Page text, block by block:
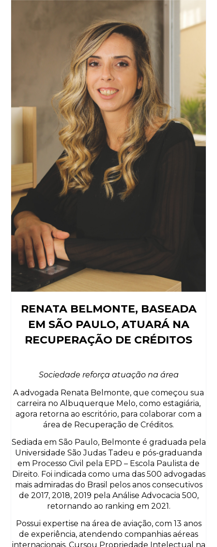
RENATA BELMONTE, BASEADA
EM SÃO PAULO, ATUARÁ NA
RECUPERAÇÃO DE CRÉDITOS
Sociedade reforça atuação na área
A advogada Renata Belmonte, que começou sua
carreira no Albuquerque Melo, como estagiária,
agora retorna ao escritório, para colaborar com a
área de Recuperação de Créditos.
Sediada em São Paulo, Belmonte é graduada pela
Universidade São Judas Tadeu e pós-graduanda
em Processo Civil pela EPD – Escola Paulista de
Direito. Foi indicada como uma das 500 advogadas
mais admiradas do Brasil pelos anos consecutivos
de 2017, 2018, 2019 pela Análise Advocacia 500,
retornando ao ranking em 2021.
Possui expertise na área de aviação, com 13 anos
de experiência, atendendo companhias aéreas
internacionais. Cursou Propriedade Intelectual na